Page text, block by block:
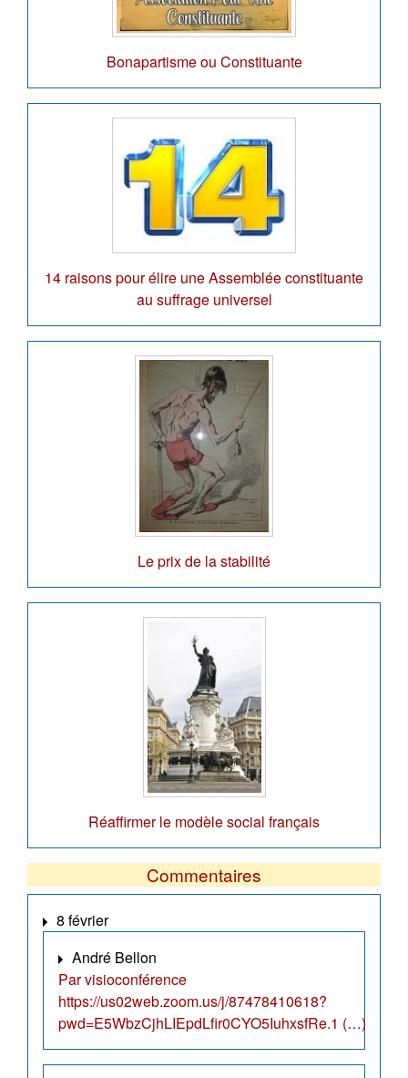
Bonapartisme ou Constituante
14 raisons pour élire une Assemblée constituante
au suffrage universel
Le prix de la stabilité
Réaffirmer le modèle social français
Commentaires
8 février
André Bellon
Par visioconférence
https://us02web.zoom.us/j/87478410618?
pwd=E5WbzCjhLIEpdLfir0CYO5IuhxsfRe.1 (…)